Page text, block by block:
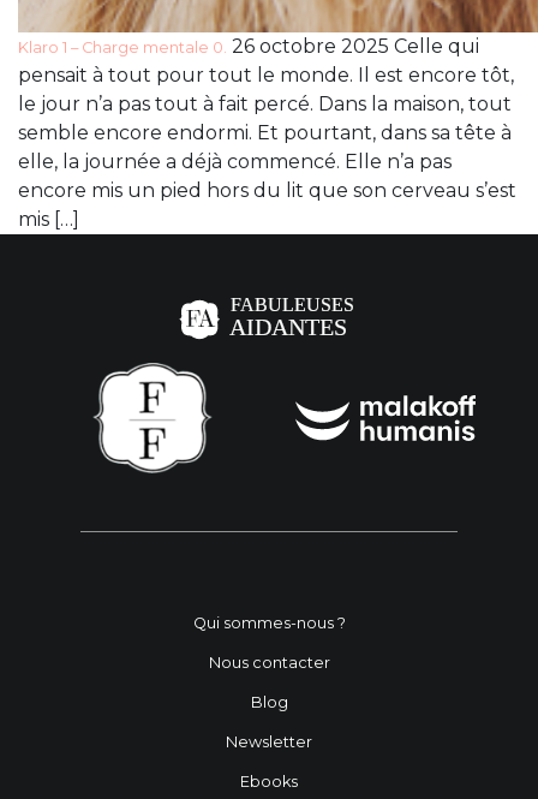
Klaro 1 – Charge mentale 0. 26 octobre 2025 Celle qui
pensait à tout pour tout le monde. Il est encore tôt,
le jour n’a pas tout à fait percé. Dans la maison, tout
semble encore endormi. Et pourtant, dans sa tête à
elle, la journée a déjà commencé. Elle n’a pas
encore mis un pied hors du lit que son cerveau s’est
mis […]
Qui sommes-nous ?
Nous contacter
Blog
Newsletter
Ebooks